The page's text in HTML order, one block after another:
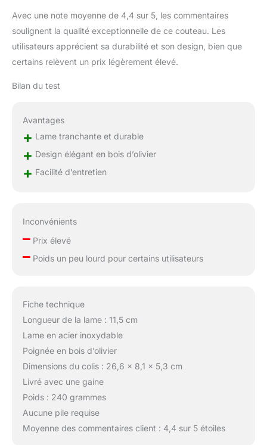
Avec une note moyenne de 4,4 sur 5, les commentaires
soulignent la qualité exceptionnelle de ce couteau. Les
utilisateurs apprécient sa durabilité et son design, bien que
certains relèvent un prix légèrement élevé.
Bilan du test
Avantages
+ Lame tranchante et durable
+ Design élégant en bois d’olivier
+ Facilité d’entretien
Inconvénients
–Prix élevé
–Poids un peu lourd pour certains utilisateurs
Fiche technique
Longueur de la lame : 11,5 cm
Lame en acier inoxydable
Poignée en bois d’olivier
Dimensions du colis : 26,6 x 8,1 x 5,3 cm
Livré avec une gaine
Poids : 240 grammes
Aucune pile requise
Moyenne des commentaires client : 4,4 sur 5 étoiles